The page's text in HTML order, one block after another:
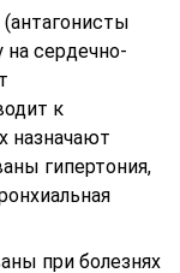
сердечно-
к
назначают
гипертония,
при болезнях